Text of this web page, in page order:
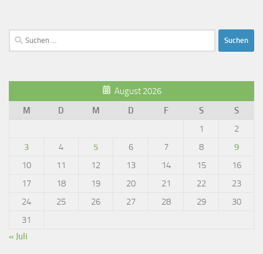
Suchen
nach:
August 2026
M
D M D F S
S
1
2
3
4 5 6 7 8
9
10
11 12 13 14 15
16
17
18 19 20 21 22
23
24
25 26 27 28 29
30
31
« Juli